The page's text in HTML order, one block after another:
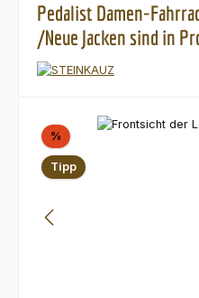
Pedalist Damen-
/Neue Jacken sind in
Bildergalerie überspringen
% Rabatt
Tipp